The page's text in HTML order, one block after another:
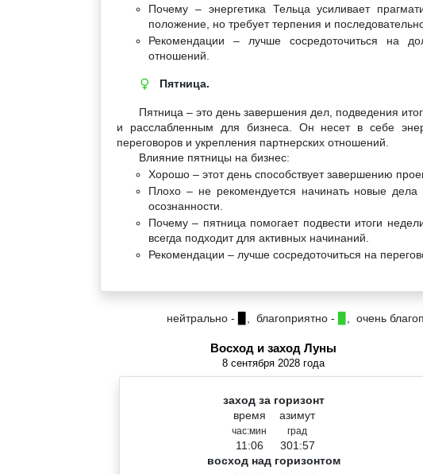
Почему – энергетика Тельца усиливает
положение, но требует терпения и
Рекомендации – лучше сосредоточиться на
отношений.
♀ Пятница.
Пятница – это день завершения дел, подведения
и расслабленным для бизнеса. Он несет в себе
переговоров и укрепления партнерских отношений.
Влияние пятницы на бизнес:
Хорошо – этот день способствует завершению
Плохо – не рекомендуется начинать новые дела
осознанности.
Почему – пятница помогает подвести итоги
всегда подходит для активных начинаний.
Рекомендации – лучше сосредоточиться на
нейтрально - , благоприятно - , очень
Восход и заход Луны
8 сентября 2028 года
заход за горизонт
время
час:мин
11:06
азимут
град
301:57
восход над горизонтом